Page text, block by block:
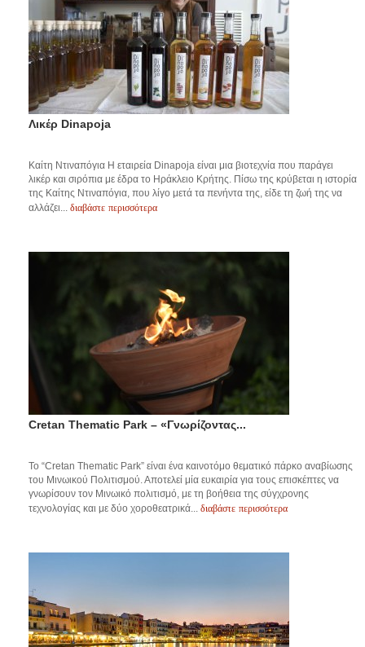
Λικέρ Dinapoja
Καίτη Ντιναπόγια H εταιρεία Dinapoja είναι μια βιοτεχνία που παράγει
λικέρ και σιρόπια με έδρα το Ηράκλειο Κρήτης. Πίσω της κρύβεται η ιστορία
της Καίτης Ντιναπόγια, που λίγο μετά τα πενήντα της, είδε τη ζωή της να
αλλάζει... διαβάστε περισσότερα
Cretan Thematic Park – «Γνωρίζοντας...
Το “Cretan Thematic Park” είναι ένα καινοτόμο θεματικό πάρκο αναβίωσης
του Μινωικού Πολιτισμού. Αποτελεί μία ευκαιρία για τους επισκέπτες να
γνωρίσουν τον Μινωικό πολιτισμό, με τη βοήθεια της σύγχρονης
τεχνολογίας και με δύο χοροθεατρικά... διαβάστε περισσότερα